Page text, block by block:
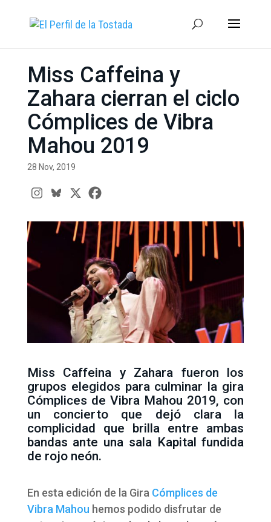
Miss Caffeina y
Zahara cierran el ciclo
Cómplices de Vibra
Mahou 2019
28 Nov, 2019
Miss Caffeina y Zahara fueron los
grupos elegidos para culminar la gira
Cómplices de Vibra Mahou 2019, con
un concierto que dejó clara la
complicidad que brilla entre ambas
bandas ante una sala Kapital fundida
de rojo neón.
En esta edición de la Gira Cómplices de
Vibra Mahou hemos podido disfrutar de